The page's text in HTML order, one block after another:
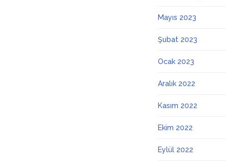
Mayıs 2023
Şubat 2023
Ocak 2023
Aralık 2022
Kasım 2022
Ekim 2022
Eylül 2022